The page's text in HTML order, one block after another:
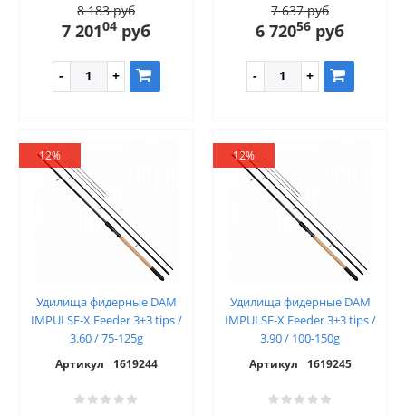
8 183 руб
7 20104 руб
7 637 руб
6 72056 руб
12%
Удилища фидерные DAM
IMPULSE-X Feeder 3+3 tips /
3.60 / 75-125g
Артикул 1619244
12%
Удилища фидерные DAM
IMPULSE-X Feeder 3+3 tips /
3.90 / 100-150g
Артикул 1619245